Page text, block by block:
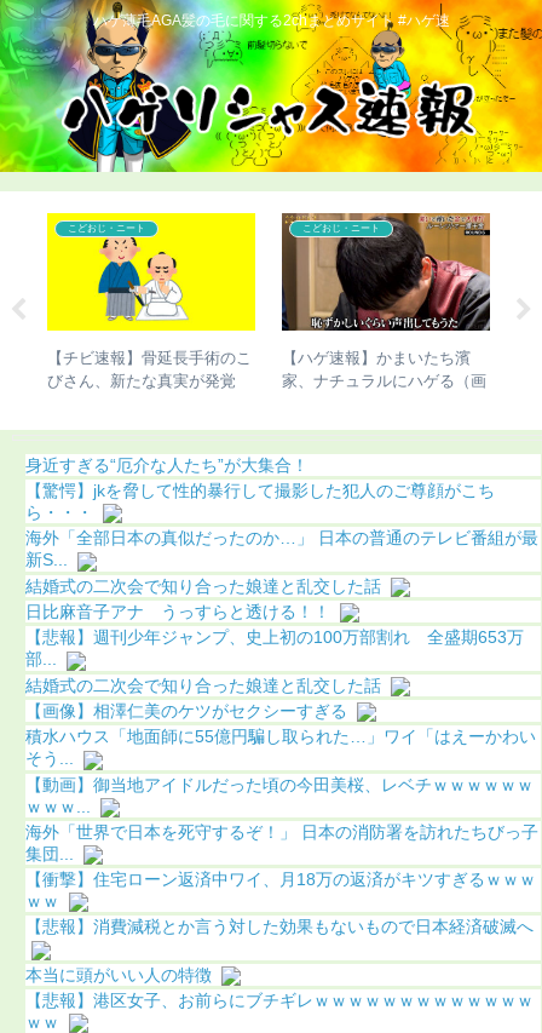
ハゲ薄毛AGA髪の毛に関する2chまとめサイト #ハゲ速
こどおじ・ニート
【チビ速報】骨延長手術のこ
びさん、新たな真実が発覚
こどおじ・ニート
【ハゲ速報】かまいたち濱
家、ナチュラルにハゲる（画
身近すぎる“厄介な人たち”が大集合！
【驚愕】jkを脅して性的暴行して撮影した犯人のご尊顔がこち
ら・・・
海外「全部日本の真似だったのか…」 日本の普通のテレビ番組が最
新S...
結婚式の二次会で知り合った娘達と乱交した話
日比麻音子アナ うっすらと透ける！！
【悲報】週刊少年ジャンプ、史上初の100万部割れ 全盛期653万
部...
結婚式の二次会で知り合った娘達と乱交した話
【画像】相澤仁美のケツがセクシーすぎる
積水ハウス「地面師に55億円騙し取られた…」ワイ「はえーかわい
そう...
【動画】御当地アイドルだった頃の今田美桜、レベチｗｗｗｗｗｗ
ｗｗｗ...
海外「世界で日本を死守するぞ！」 日本の消防署を訪れたちびっ子
集団...
【衝撃】住宅ローン返済中ワイ、月18万の返済がキツすぎるｗｗｗ
ｗｗ
【悲報】消費減税とか言う対した効果もないもので日本経済破滅へ
本当に頭がいい人の特徴
【悲報】港区女子、お前らにブチギレｗｗｗｗｗｗｗｗｗｗｗｗｗ
ｗｗ